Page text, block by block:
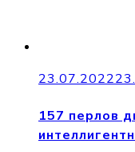
23.07.2022
157 перлов